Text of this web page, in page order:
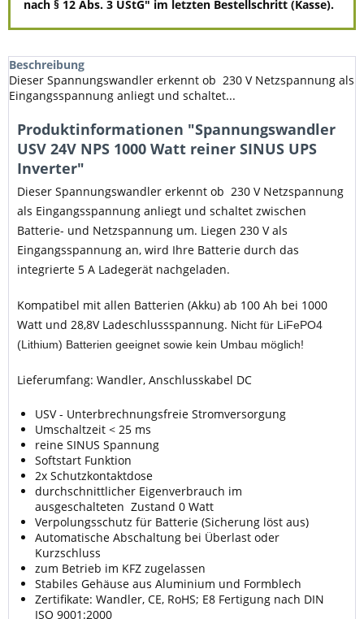
nach § 12 Abs. 3 UStG" im letzten Bestellschritt (Kasse).
Beschreibung
Dieser Spannungswandler erkennt ob 230 V Netzspannung als
Eingangsspannung anliegt und schaltet...
Produktinformationen "Spannungswandler
USV 24V NPS 1000 Watt reiner SINUS UPS
Inverter"
Dieser Spannungswandler erkennt ob 230 V Netzspannung
als Eingangsspannung anliegt und schaltet zwischen
Batterie- und Netzspannung um. Liegen 230 V als
Eingangsspannung an, wird Ihre Batterie durch das
integrierte 5 A Ladegerät nachgeladen.
Kompatibel mit allen Batterien (Akku) ab 100 Ah bei 1000
Watt und 28,8V Ladeschlussspannung. Nicht für LiFePO4
(Lithium) Batterien geeignet sowie kein Umbau möglich!
Lieferumfang: Wandler, Anschlusskabel DC
USV - Unterbrechnungsfreie Stromversorgung
Umschaltzeit < 25 ms
reine SINUS Spannung
Softstart Funktion
2x Schutzkontaktdose
durchschnittlicher Eigenverbrauch im
ausgeschalteten Zustand 0 Watt
Verpolungsschutz für Batterie (Sicherung löst aus)
Automatische Abschaltung bei Überlast oder
Kurzschluss
zum Betrieb im KFZ zugelassen
Stabiles Gehäuse aus Aluminium und Formblech
Zertifikate: Wandler, CE, RoHS; E8 Fertigung nach DIN
ISO 9001:2000